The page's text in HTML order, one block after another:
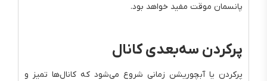
پانسمان موقت مفید خواهد بود.
پرکردن سه‌بعدی کانال
پرکردن یا آبچوریشن زمانی شروع می‌شود که کانال‌ها تمیز و